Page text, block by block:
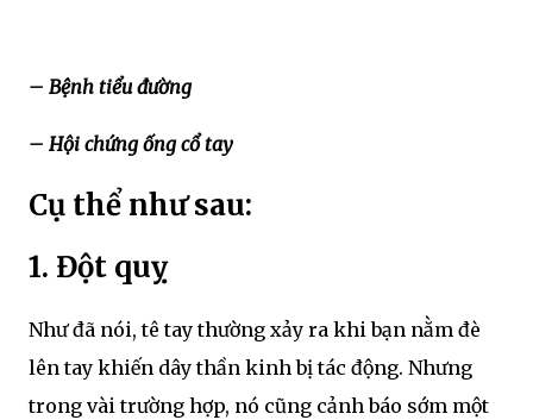
– Bệnh tiểu đường
– Hội chứng ống cổ tay
Cụ thể như sau:
1. Đột quỵ
Như đã nói, tê tay thường xảy ra khi bạn nằm đè
lên tay khiến dây thần kinh bị tác động. Nhưng
trong vài trường hợp, nó cũng cảnh báo sớm một